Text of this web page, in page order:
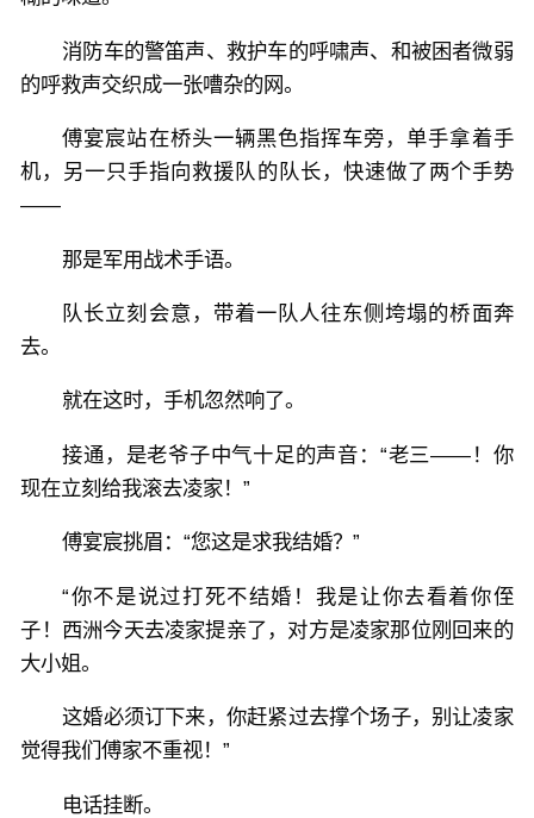
消防车的警笛声、救护车的呼啸声、和被困者微弱
的呼救声交织成一张嘈杂的网。
傅宴宸站在桥头一辆黑色指挥车旁，单手拿着手
机，另一只手指向救援队的队长，快速做了两个手势
——
那是军用战术手语。
队长立刻会意，带着一队人往东侧垮塌的桥面奔
去。
就在这时，手机忽然响了。
接通，是老爷子中气十足的声音：“老三——！你
现在立刻给我滚去凌家！”
傅宴宸挑眉：“您这是求我结婚？”
“你不是说过打死不结婚！我是让你去看着你侄
子！西洲今天去凌家提亲了，对方是凌家那位刚回来的
大小姐。
这婚必须订下来，你赶紧过去撑个场子，别让凌家
觉得我们傅家不重视！”
电话挂断。